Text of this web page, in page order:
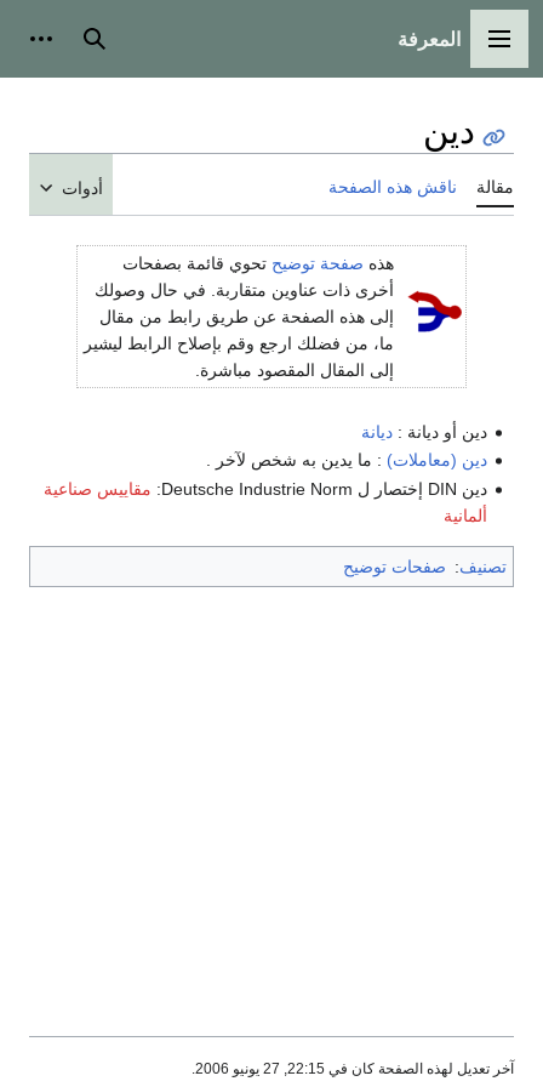
القائمة الرئيسية
المعرفة بحث
دين
مقالة ناقش هذه الصفحة أدوات
هذه صفحة توضيح تحوي قائمة بصفحات
أخرى ذات عناوين متقاربة. في حال وصولك
إلى هذه الصفحة عن طريق رابط من مقال
ما، من فضلك ارجع وقم بإصلاح الرابط ليشير
إلى المقال المقصود مباشرة.
دين أو ديانة :ديانة
دين (معاملات) : ما يدين به شخص لآخر .
دين DIN إختصار ل Deutsche Industrie Norm:
مقاييس صناعية
ألمانية
تصنيف: صفحات توضيح
آخر تعديل لهذه الصفحة كان في 22:15, 27 يونيو 2006.